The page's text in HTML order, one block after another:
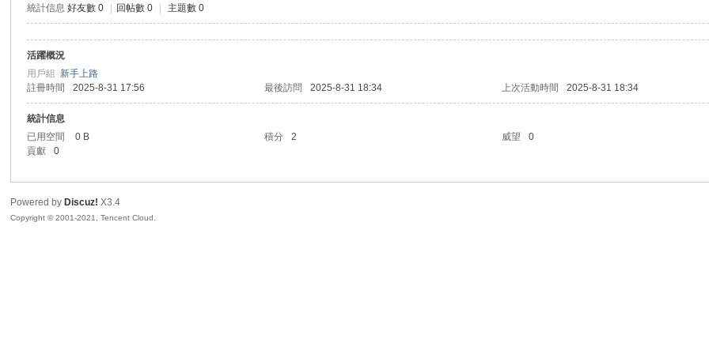
統計信息 好友數 0 回帖數 0 主題數 0
活躍概況
用戶組新手上路
註冊時間
2025-8-31 17:56 最後訪問 2025-8-31 18:34 上次活動時間 2025-8-31 18:34
統計信息
已用空間
0 B 積分 2 威望
0
貢獻
0
Powered by Discuz! X3.4
Copyright © 2001-2021, Tencent Cloud.